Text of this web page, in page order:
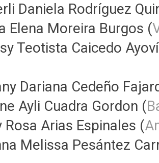
Daniela Rodríguez
Elena Moreira Burgos (
Teotista Caicedo
Dariana Cedeño
Ayli Cuadra Gordon (
Rosa Arias Espinales (
Melissa Pesántez